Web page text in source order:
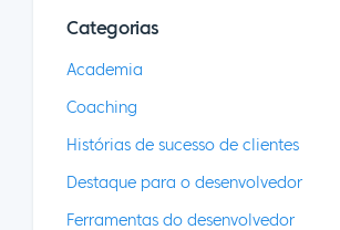
Categorias
Academia
Coaching
Histórias de sucesso de clientes
Destaque para o desenvolvedor
Ferramentas do desenvolvedor